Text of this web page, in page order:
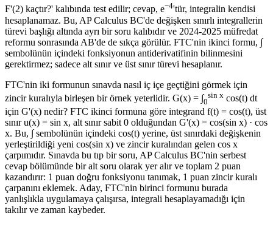
F'(2) kaçtır?' kalıbında test edilir; cevap, e−4'tür, integralin kendisi
hesaplanamaz. Bu, AP Calculus BC'de değişken sınırlı integrallerin
türevi başlığı altında ayrı bir soru kalıbıdır ve 2024-2025 müfredat
reformu sonrasında AB'de de sıkça görülür. FTC'nin ikinci formu, ∫
sembolünün içindeki fonksiyonun antiderivatifinin bilinmesini
gerektirmez; sadece alt sınır ve üst sınır türevi hesaplanır.
FTC'nin iki formunun sınavda nasıl iç içe geçtiğini görmek için
zincir kuralıyla birleşen bir örnek yeterlidir. G(x) = ∫0
sin x cos(t) dt
için G'(x) nedir? FTC ikinci formuna göre integrand f(t) = cos(t), üst
sınır u(x) = sin x, alt sınır sabit 0 olduğundan G'(x) = cos(sin x) · cos
x. Bu, ∫ sembolünün içindeki cos(t) yerine, üst sınırdaki değişkenin
yerleştirildiği yeni cos(sin x) ve zincir kuralından gelen cos x
çarpımıdır. Sınavda bu tıp bir soru, AP Calculus BC'nin serbest
cevap bölümünde bir alt soru olarak yer alır ve toplam 2 puan
kazandırır: 1 puan doğru fonksiyonu tanımak, 1 puan zincir kuralı
çarpanını eklemek. Aday, FTC'nin birinci formunu burada
yanlışlıkla uygulamaya çalışırsa, integrali hesaplayamadığı için
takılır ve zaman kaybeder.